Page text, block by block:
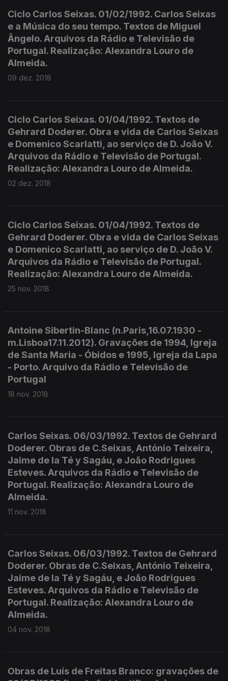
Ciclo Carlos Seixas. 01/02/1992. Carlos Seixas
e a Música do seu tempo. Textos de Miguel
Ângelo. Arquivos da Rádio e Televisão de
Portugal. Realização: Alexandra Louro de
Almeida.
09 dez. 2018
Ciclo Carlos Seixas. 01/04/1992. Textos de
Gehrard Doderer. Obra e vida de Carlos Seixas
e Domenico Scarlatti, ao serviço de D. João V.
Arquivos da Rádio e Televisão de Portugal.
Realização: Alexandra Louro de Almeida.
02 dez. 2018
Ciclo Carlos Seixas. 01/04/1992. Textos de
Gehrard Doderer. Obra e vida de Carlos Seixas
e Domenico Scarlatti, ao serviço de D. João V.
Arquivos da Rádio e Televisão de Portugal.
Realização: Alexandra Louro de Almeida.
25 nov. 2018
Antoine Sibertin-Blanc (n.Paris,16.07.1930 -
m.Lisboa17.11.2012). Gravações de 1994, Igreja
de Santa Maria - Óbidos e 1995, Igreja da Lapa
- Porto. Arquivo da Rádio e Televisão de
Portugal
18 nov. 2018
Carlos Seixas. 06/03/1992. Textos de Gehrard
Doderer. Obras de C.Seixas, António Teixeira,
Jaime de la Té y Sagáu, e João Rodrigues
Esteves. Arquivos da Rádio e Televisão de
Portugal. Realização: Alexandra Louro de
Almeida.
11 nov. 2018
Carlos Seixas. 06/03/1992. Textos de Gehrard
Doderer. Obras de C.Seixas, António Teixeira,
Jaime de la Té y Sagáu, e João Rodrigues
Esteves. Arquivos da Rádio e Televisão de
Portugal. Realização: Alexandra Louro de
Almeida.
04 nov. 2018
Obras de Luís de Freitas Branco: gravações de